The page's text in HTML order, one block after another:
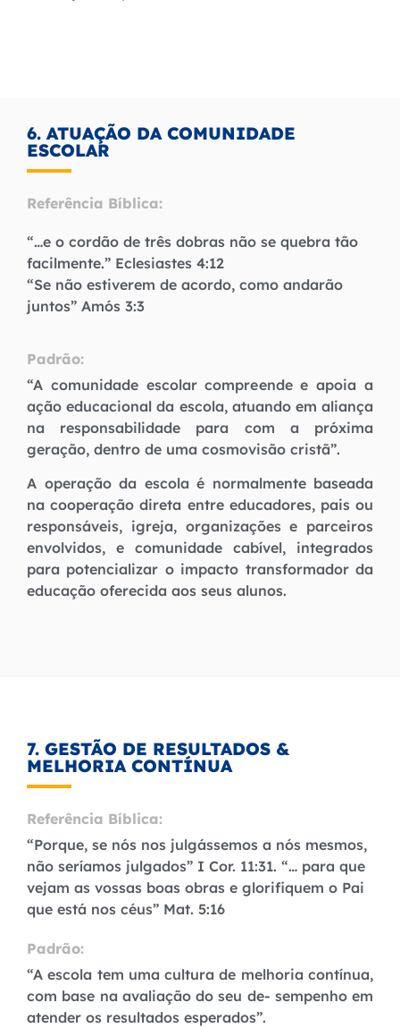
6. ATUAÇÃO DA COMUNIDADE
ESCOLAR
Referência Bíblica:
“…e o cordão de três dobras não se quebra tão
facilmente.” Eclesiastes 4:12
“Se não estiverem de acordo, como andarão
juntos” Amós 3:3
Padrão:
“A comunidade escolar compreende e apoia a
ação educacional da escola, atuando em aliança
na responsabilidade para com a próxima
geração, dentro de uma cosmovisão cristã”.
A operação da escola é normalmente baseada
na cooperação direta entre educadores, pais ou
responsáveis, igreja, organizações e parceiros
envolvidos, e comunidade cabível, integrados
para potencializar o impacto transformador da
educação oferecida aos seus alunos.
7. GESTÃO DE RESULTADOS &
MELHORIA CONTÍNUA
Referência Bíblica:
“Porque, se nós nos julgássemos a nós mesmos,
não seríamos julgados” I Cor. 11:31. “… para que
vejam as vossas boas obras e glorifiquem o Pai
que está nos céus” Mat. 5:16
Padrão:
“A escola tem uma cultura de melhoria contínua,
com base na avaliação do seu de- sempenho em
atender os resultados esperados”.